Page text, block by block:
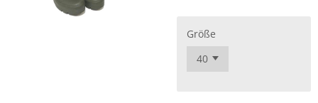
Größe